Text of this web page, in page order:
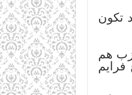
تكون
هم
فرايم